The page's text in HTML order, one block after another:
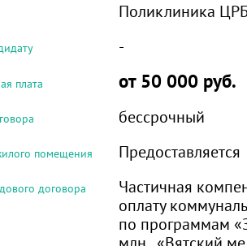
Поликлиника
-
плата от 50 000 руб.
бессрочный
помещения Предоставляется
договора
Частичная
оплату
по программам